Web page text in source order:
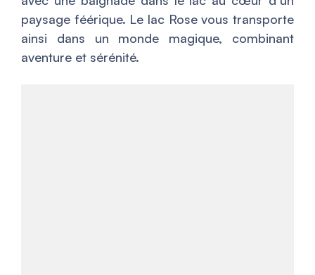
paysage féérique. Le lac Rose vous transporte
ainsi dans un monde magique, combinant
aventure et sérénité.